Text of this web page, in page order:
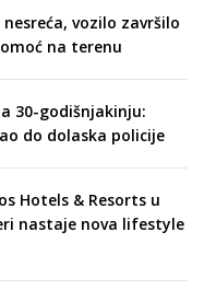
vozilo završilo
na terenu
30-godišnjakinju:
do dolaska policije
Hotels & Resorts u
nastaje nova lifestyle